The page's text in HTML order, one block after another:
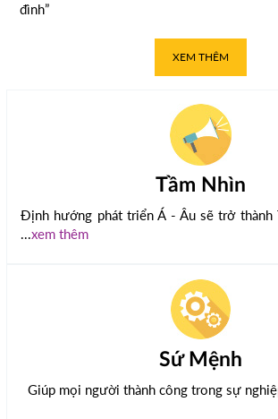
đình”
XEM THÊM
Tầm Nhìn
Định hướng phát triển Á - Âu sẽ trở thành
...xem thêm
Sứ Mệnh
Giúp mọi người thành công trong sự